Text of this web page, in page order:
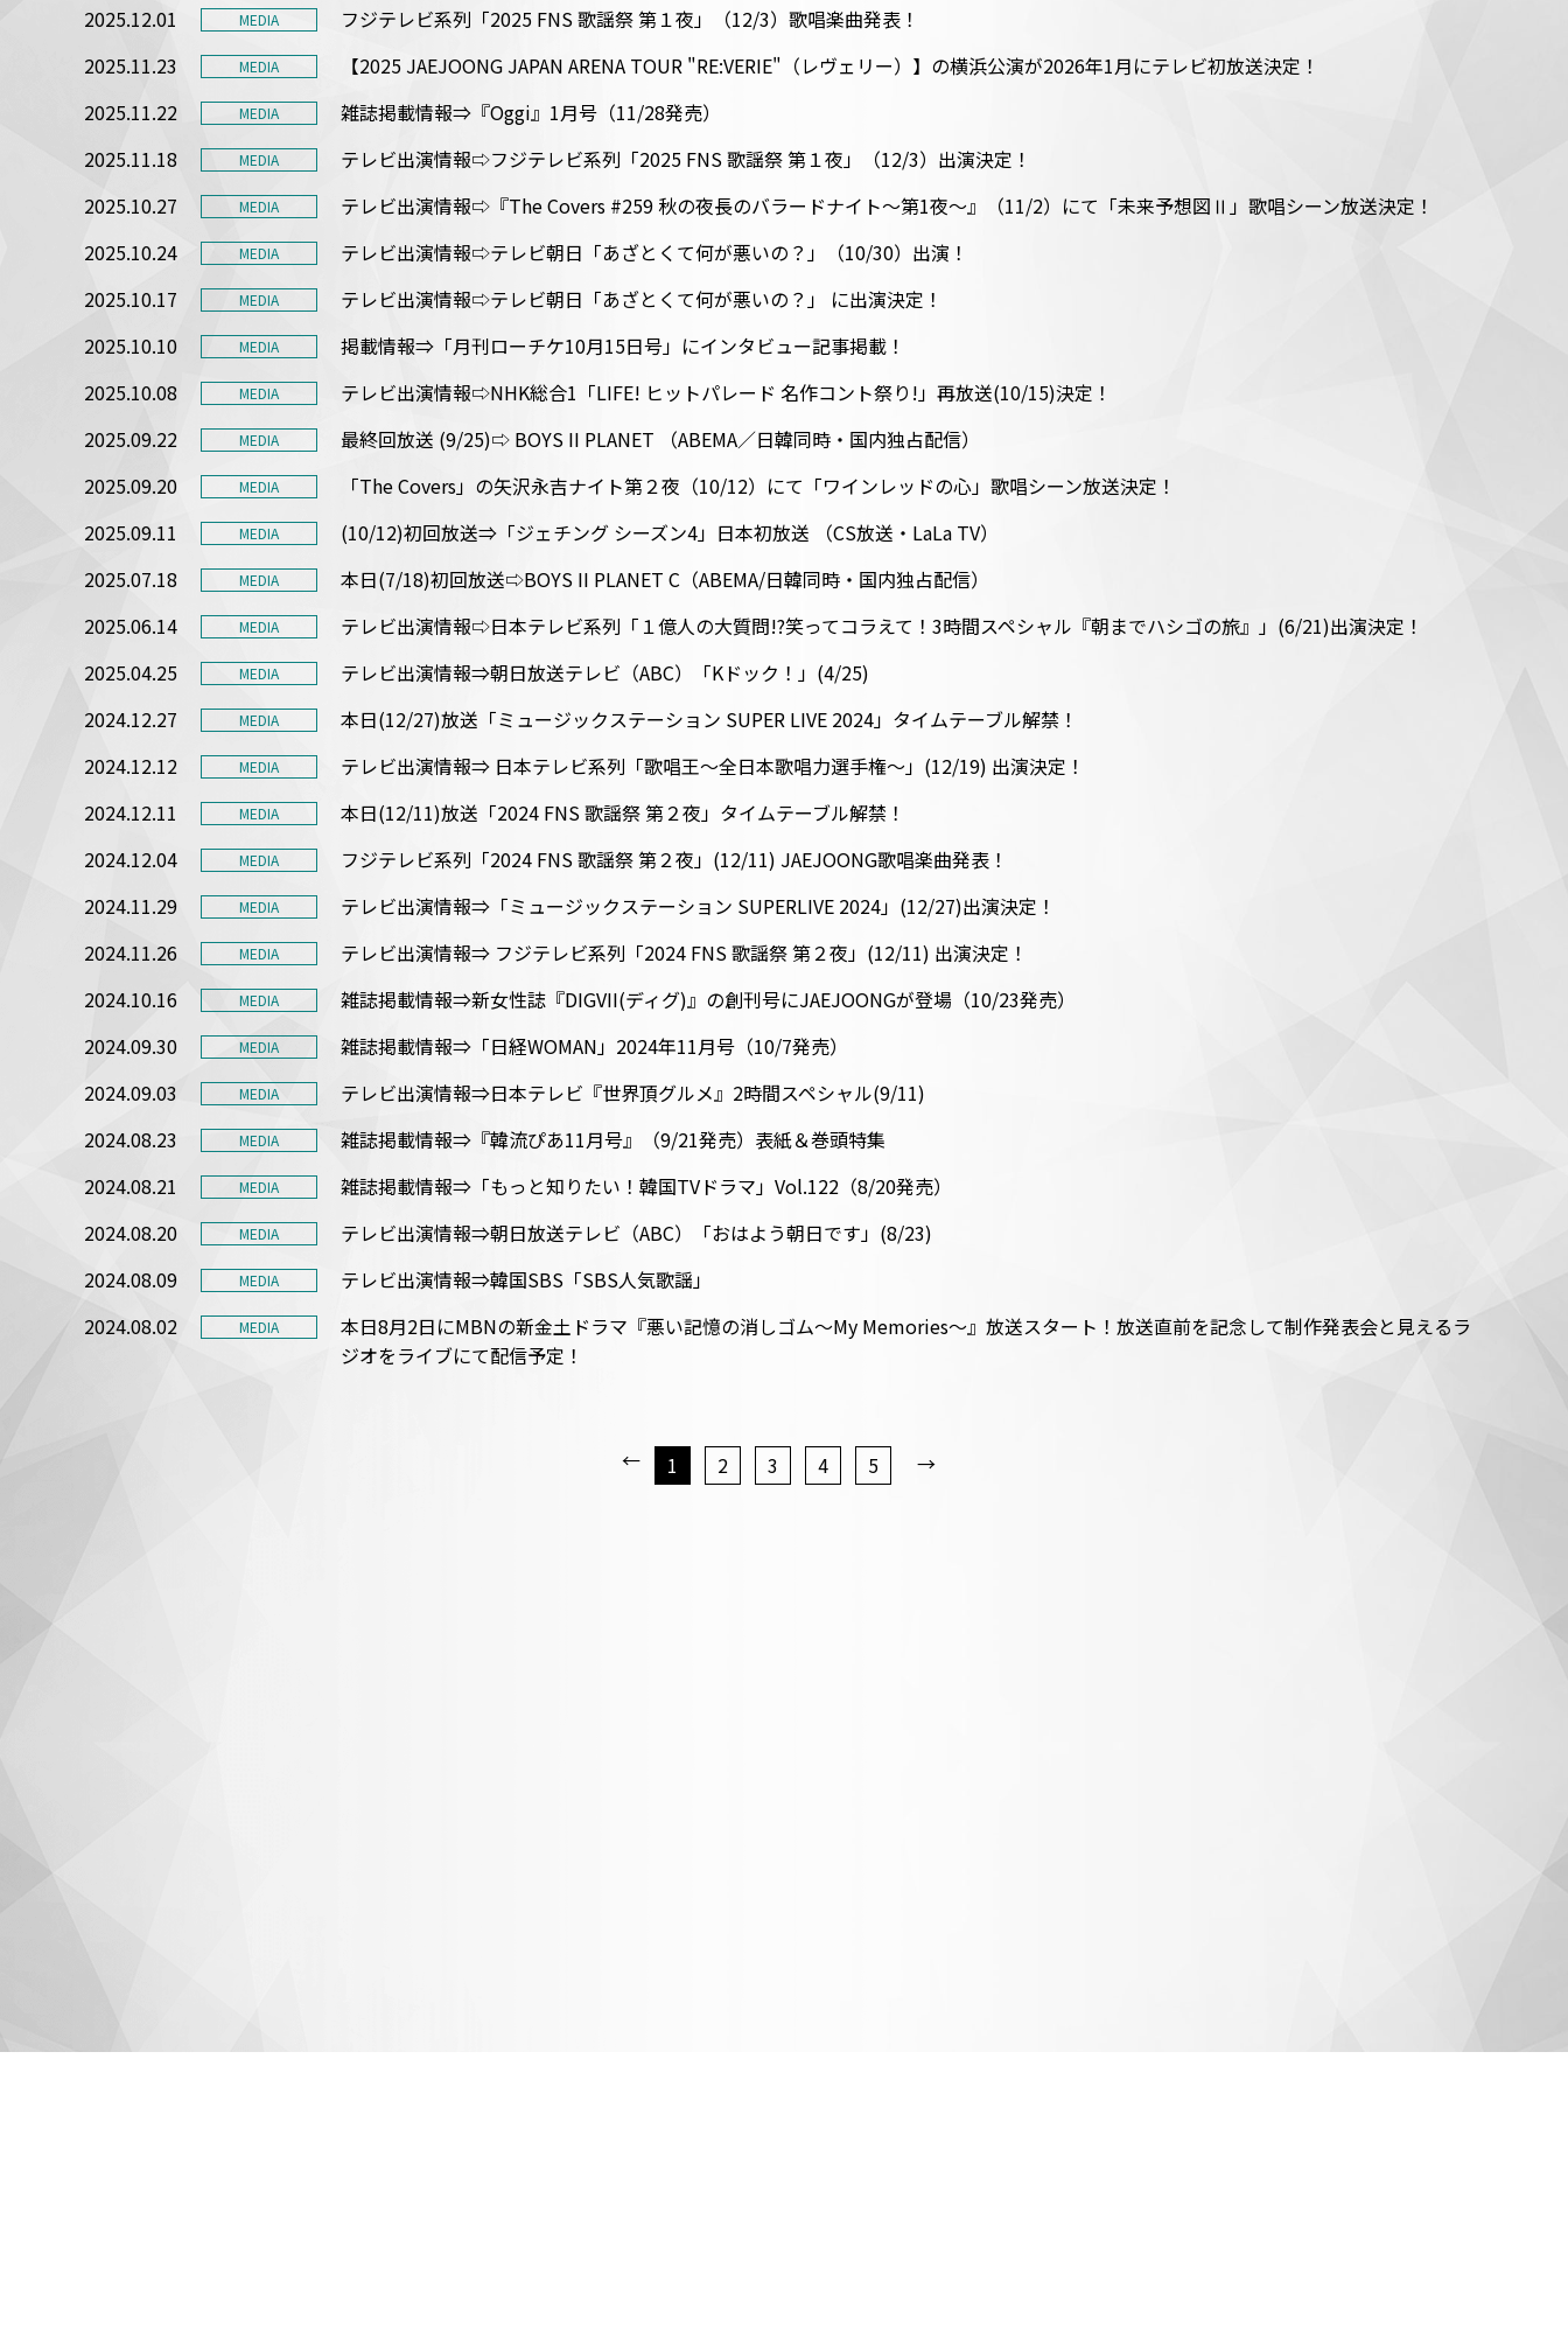
2025.12.01
MEDIA
フジテレビ系列「2025 FNS 歌謡祭 第１夜」（12/3）歌唱楽曲発表！
2025.11.23
MEDIA
【2025 JAEJOONG JAPAN ARENA TOUR "RE:VERIE"（レヴェリー）】の横浜公演が2026年1月にテレビ初放送決定！
2025.11.22
MEDIA
雑誌掲載情報⇒『Oggi』1月号（11/28発売）
2025.11.18
MEDIA
テレビ出演情報⇨フジテレビ系列「2025 FNS 歌謡祭 第１夜」（12/3）出演決定！
2025.10.27
MEDIA
テレビ出演情報⇨『The Covers #259 秋の夜長のバラードナイト〜第1夜〜』（11/2）にて「未来予想図Ⅱ」歌唱シーン放送決定！
2025.10.24
MEDIA
テレビ出演情報⇨テレビ朝日「あざとくて何が悪いの？」（10/30）出演！
2025.10.17
MEDIA
テレビ出演情報⇨テレビ朝日「あざとくて何が悪いの？」 に出演決定！
2025.10.10
MEDIA
掲載情報⇒「月刊ローチケ10月15日号」にインタビュー記事掲載！
2025.10.08
MEDIA
テレビ出演情報⇨NHK総合1「LIFE! ヒットパレード 名作コント祭り!」再放送(10/15)決定！
2025.09.22
MEDIA
最終回放送 (9/25)⇨ BOYS II PLANET （ABEMA／日韓同時・国内独占配信）
2025.09.20
MEDIA
「The Covers」の矢沢永吉ナイト第２夜（10/12）にて「ワインレッドの心」歌唱シーン放送決定！
2025.09.11
MEDIA
(10/12)初回放送⇒「ジェチング シーズン4」日本初放送 （CS放送・LaLa TV）
2025.07.18
MEDIA
本日(7/18)初回放送⇨BOYS II PLANET C（ABEMA/日韓同時・国内独占配信）
2025.06.14
MEDIA
テレビ出演情報⇨日本テレビ系列「１億人の大質問!?笑ってコラえて！3時間スペシャル『朝までハシゴの旅』」(6/21)出演決定！
2025.04.25
MEDIA
テレビ出演情報⇒朝日放送テレビ（ABC）「Kドック！」(4/25)
2024.12.27
MEDIA
本日(12/27)放送「ミュージックステーション SUPER LIVE 2024」タイムテーブル解禁！
2024.12.12
MEDIA
テレビ出演情報⇒ 日本テレビ系列「歌唱王～全日本歌唱力選手権～」(12/19) 出演決定！
2024.12.11
MEDIA
本日(12/11)放送「2024 FNS 歌謡祭 第２夜」タイムテーブル解禁！
2024.12.04
MEDIA
フジテレビ系列「2024 FNS 歌謡祭 第２夜」(12/11) JAEJOONG歌唱楽曲発表！
2024.11.29
MEDIA
テレビ出演情報⇒「ミュージックステーション SUPERLIVE 2024」(12/27)出演決定！
2024.11.26
MEDIA
テレビ出演情報⇒ フジテレビ系列「2024 FNS 歌謡祭 第２夜」(12/11) 出演決定！
2024.10.16
MEDIA
雑誌掲載情報⇒新女性誌『DIGVII(ディグ)』の創刊号にJAEJOONGが登場（10/23発売）
2024.09.30
MEDIA
雑誌掲載情報⇒「日経WOMAN」2024年11月号（10/7発売）
2024.09.03
MEDIA
テレビ出演情報⇒日本テレビ『世界頂グルメ』2時間スペシャル(9/11)
2024.08.23
MEDIA
雑誌掲載情報⇒『韓流ぴあ11月号』（9/21発売）表紙＆巻頭特集
2024.08.21
MEDIA
雑誌掲載情報⇒「もっと知りたい！韓国TVドラマ」Vol.122（8/20発売）
2024.08.20
MEDIA
テレビ出演情報⇒朝日放送テレビ（ABC）「おはよう朝日です」(8/23)
2024.08.09
MEDIA
テレビ出演情報⇒韓国SBS「SBS人気歌謡」
2024.08.02
MEDIA
本日8月2日にMBNの新金土ドラマ『悪い記憶の消しゴム～My Memories～』放送スタート！放送直前を記念して制作発表会と見えるラ
ジオをライブにて配信予定！
← 1 2 3 4 5 →